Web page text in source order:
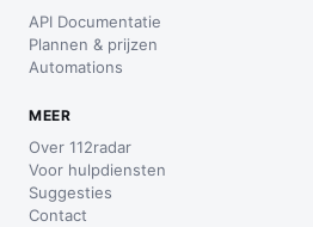
API Documentatie
Plannen & prijzen
Automations
MEER
Over 112radar
Voor hulpdiensten
Suggesties
Contact